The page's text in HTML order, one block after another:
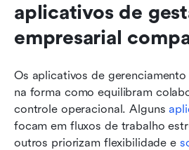
aplicativos de
empresarial
Os aplicativos de
na forma como equilibram
controle operacional. Alguns
focam em fluxos de trabalho
outros priorizam flexibilidade e